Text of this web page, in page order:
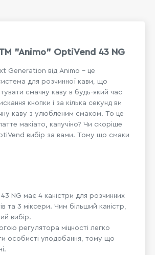
"Animo" OptiVend 43 NG
Generation від Animo - це
для розчинної кави, що
смачну каву в будь-який час
кнопки і за кілька секунд ви
каву з улюбленим смаком. То це
макіато, капучіно? Чи скоріше
вибір за вами. Тому що смаки
NG має 4 каністри для розчинних
та 3 міксери. Чим більший каністр,
вибір.
регулятора міцності легко
особисті уподобання, тому що